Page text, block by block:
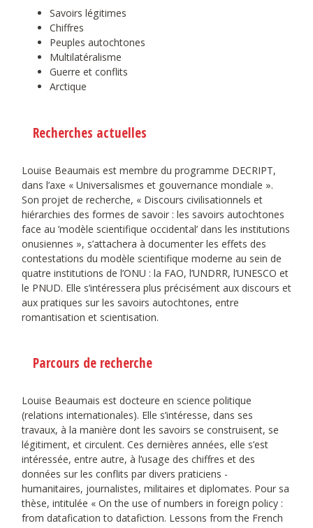
Savoirs légitimes
Chiffres
Peuples autochtones
Multilatéralisme
Guerre et conflits
Arctique
Recherches actuelles
Louise Beaumais est membre du programme DECRIPT,
dans l’axe « Universalismes et gouvernance mondiale ».
Son projet de recherche, « Discours civilisationnels et
hiérarchies des formes de savoir : les savoirs autochtones
face au ’modèle scientifique occidental’ dans les institutions
onusiennes », s’attachera à documenter les effets des
contestations du modèle scientifique moderne au sein de
quatre institutions de l’ONU : la FAO, l’UNDRR, l’UNESCO et
le PNUD. Elle s’intéressera plus précisément aux discours et
aux pratiques sur les savoirs autochtones, entre
romantisation et scientisation.
Parcours de recherche
Louise Beaumais est docteure en science politique
(relations internationales). Elle s’intéresse, dans ses
travaux, à la manière dont les savoirs se construisent, se
légitiment, et circulent. Ces dernières années, elle s’est
intéressée, entre autre, à l’usage des chiffres et des
données sur les conflits par divers praticiens -
humanitaires, journalistes, militaires et diplomates. Pour sa
thèse, intitulée « On the use of numbers in foreign policy :
from datafication to datafiction. Lessons from the French